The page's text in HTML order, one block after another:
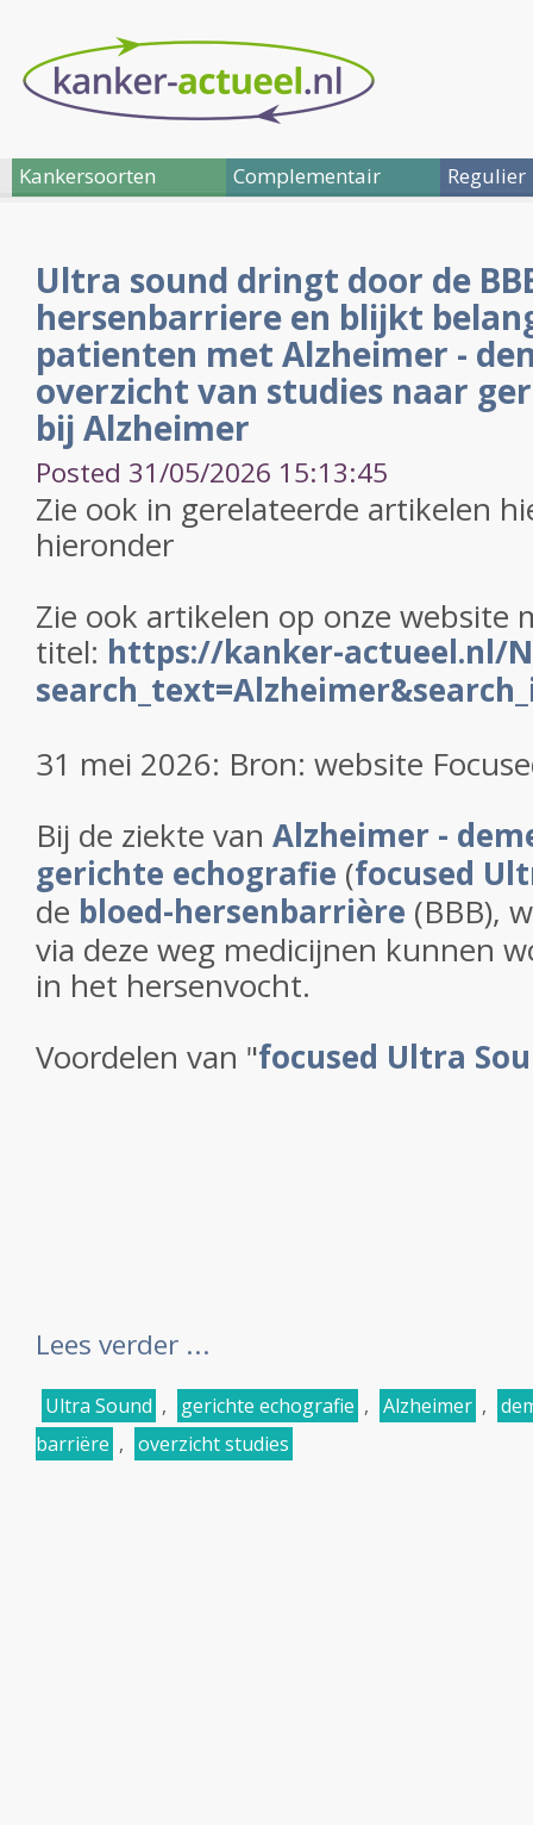
Kankersoorten Complementair Regulier
Ultra sound dringt door de
hersenbarriere en blijkt
patienten met Alzheimer -
overzicht van studies naar
bij Alzheimer
Posted 31/05/2026 15:13:45
Zie ook in gerelateerde artikelen
hieronder
Zie ook artikelen op onze website
titel: https://kanker-actueel.nl/
31 mei 2026: Bron: website
Bij de ziekte van Alzheimer -
gerichte echografie (focused
de bloed-hersenbarrière (BBB),
via deze weg medicijnen kunnen
in het hersenvocht.
Voordelen van "focused Ultra
Lees verder ...
Ultra Sound , gerichte echografie , Alzheimer ,
barriëre , overzicht studies